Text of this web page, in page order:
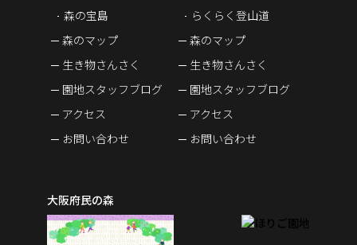
森の宝島
森のマップ
生き物さんさく
園地スタッフブログ
アクセス
お問い合わせ
らくらく登山道
森のマップ
生き物さんさく
園地スタッフブログ
アクセス
お問い合わせ
大阪府民の森